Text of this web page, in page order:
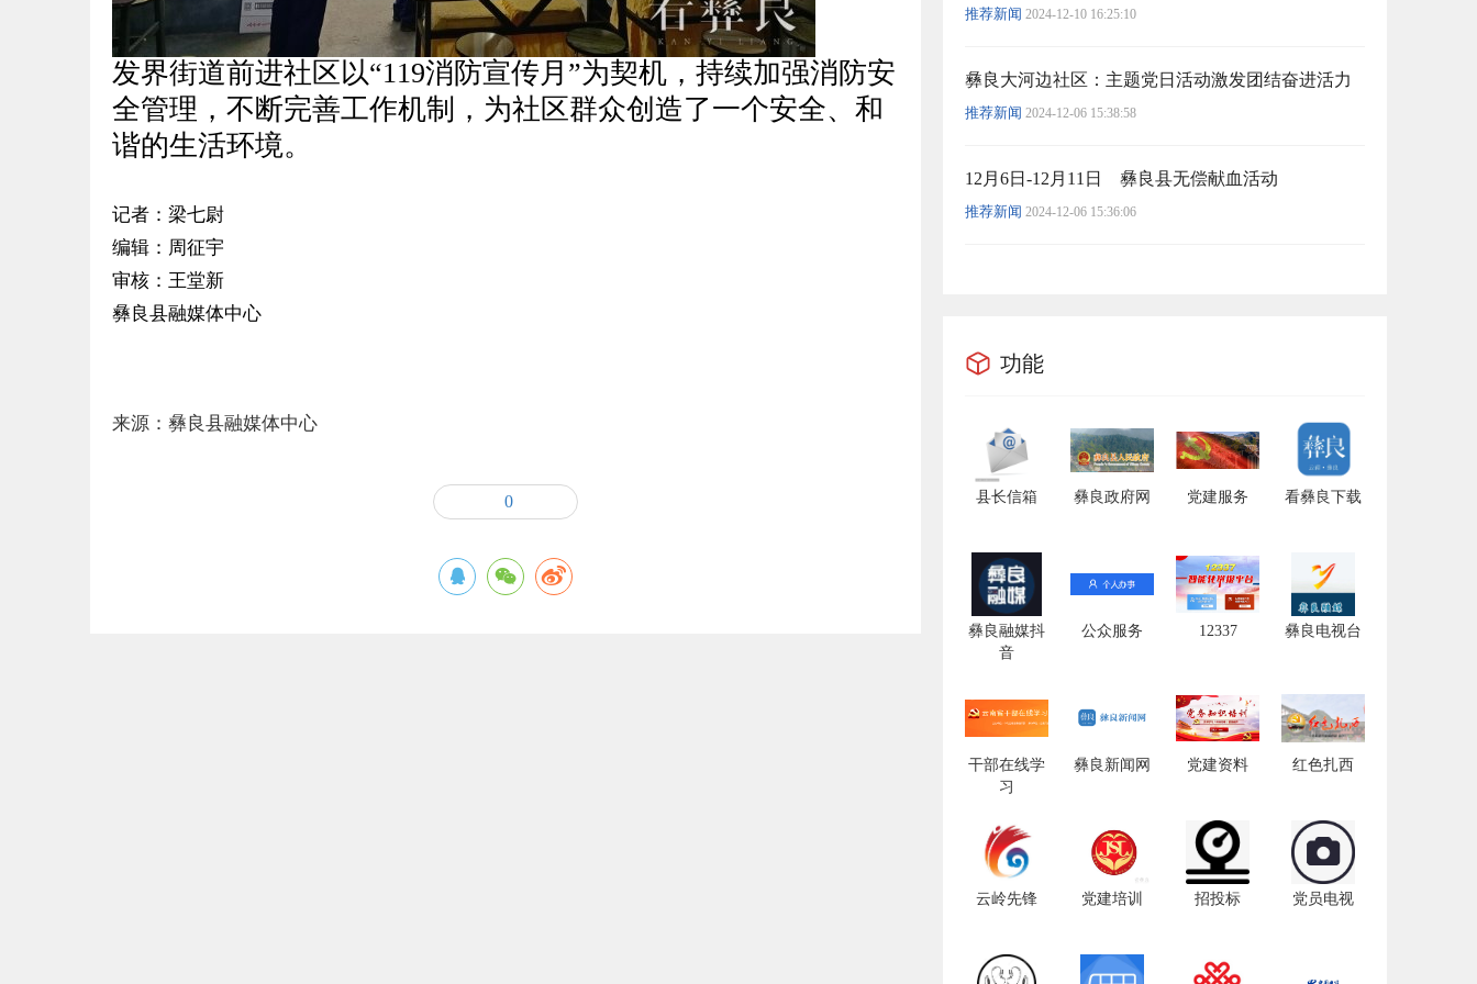
发界街道前进社区以“119消防宣传月”为契机，持续加强消防安
全管理，不断完善工作机制，为社区群众创造了一个安全、和
谐的生活环境。
记者：梁七尉
编辑：周征宇
审核：王堂新
彝良县融媒体中心
来源：彝良县融媒体中心
0
推荐新闻 2024-12-10 16:25:10
彝良大河边社区：主题党日活动激发团结奋进活力
推荐新闻 2024-12-06 15:38:58
12月6日-12月11日 彝良县无偿献血活动
推荐新闻 2024-12-06 15:36:06
功能
县长信箱 彝良政府网 党建服务 看彝良下载
彝良融媒抖
音
公众服务 12337 彝良电视台
干部在线学
习
彝良新闻网 党建资料 红色扎西
云岭先锋 党建培训 招投标 党员电视